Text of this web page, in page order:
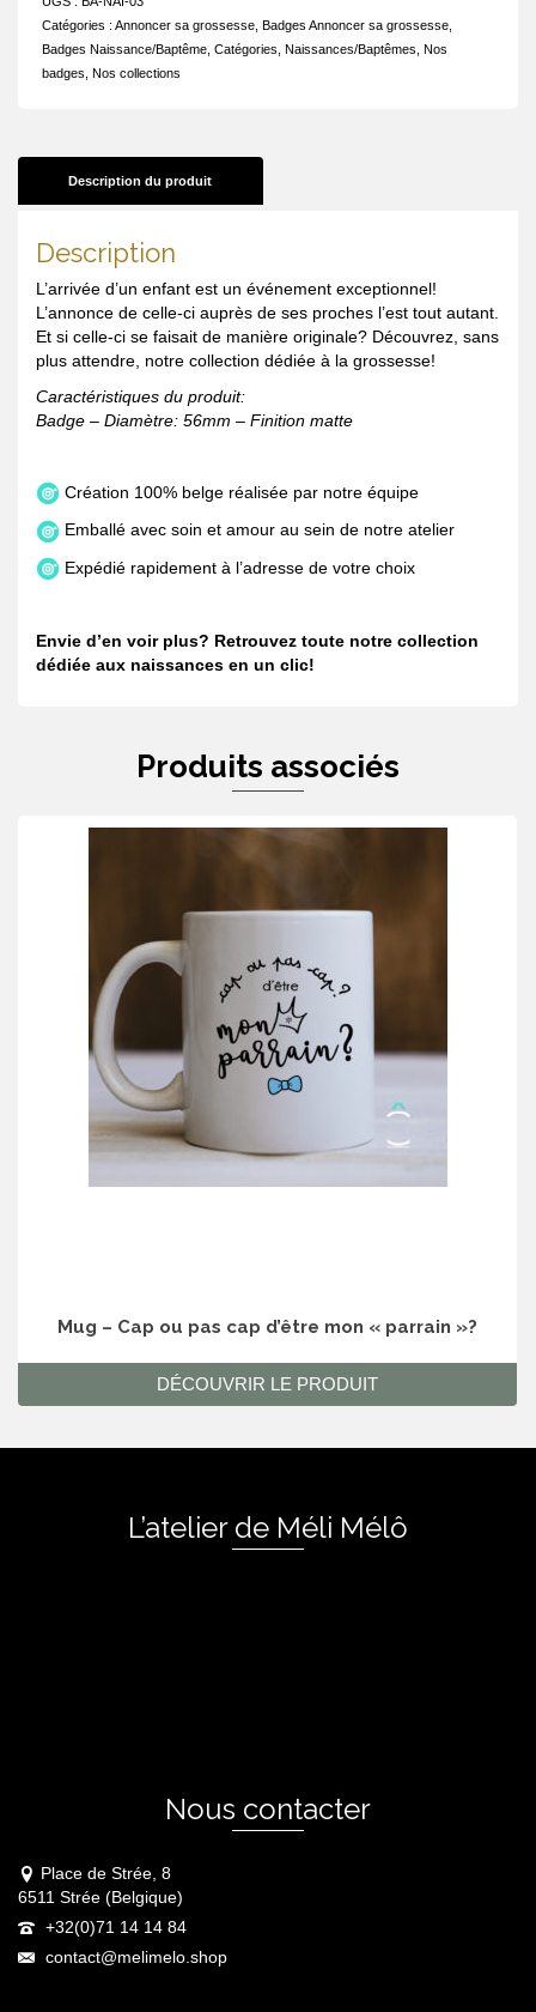
Catégories : Annoncer sa grossesse Badges Annoncer sa grossesse
Badges Naissance/Baptême Catégories Naissances/Baptêmes Nos
badges Nos collections
Description du produit
Description
L’arrivée d’un enfant est un événement exceptionnel!
L’annonce de celle-ci auprès de ses proches l’est tout autant.
Et si celle-ci se faisait de manière originale? Découvrez, sans
plus attendre, notre collection dédiée à la grossesse!
Caractéristiques du produit:
Badge – Diamètre: 56mm – Finition matte
Création 100% belge réalisée par notre équipe
Emballé avec soin et amour au sein de notre atelier
Expédié rapidement à l’adresse de votre choix
Envie d’en voir plus? Retrouvez toute notre collection
dédiée aux naissances en un clic!
Produits associés
Mug – Cap ou pas cap d’être mon « parrain »?
DÉCOUVRIR LE PRODUIT
L’atelier de Méli Mélô
Nous contacter
Place de Strée, 8
6511 Strée (Belgique)
+32(0)71 14 14 84
contact@melimelo.shop